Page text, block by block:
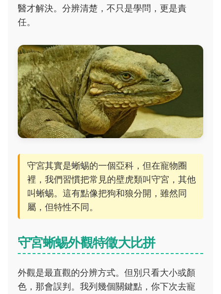
醫才解決。分辨清楚，不只是學問，更是責
任。
守宮其實是蜥蜴的一個亞科，但在寵物圈
裡，我們習慣把常見的壁虎類叫守宮，其他
叫蜥蜴。這有點像把狗和狼分開，雖然同
屬，但特性不同。
守宮蜥蜴外觀特徵大比拼
外觀是最直觀的分辨方式。但別只看大小或顏
色，那會誤判。我列幾個關鍵點，你下次去寵